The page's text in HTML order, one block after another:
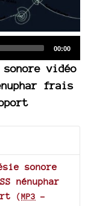
Total
00:00
vidéo
frais
sonore
nénuphar
(MP3 -